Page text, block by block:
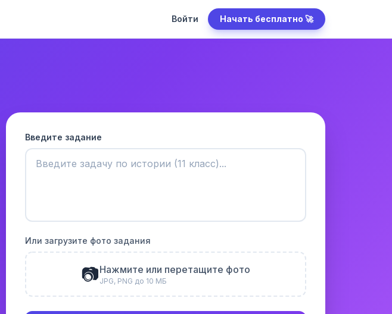
Войти Начать бесплатно 🚀
Введите задание
Или загрузите фото задания
📷Нажмите или перетащите фото
JPG, PNG до 10 МБ